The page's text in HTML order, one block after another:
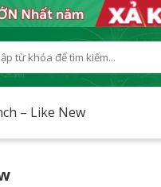
– Like New